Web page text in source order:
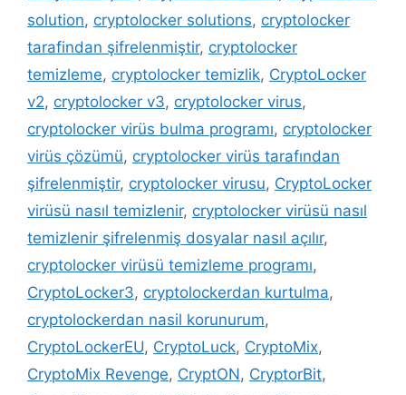
solution, cryptolocker solutions, cryptolocker
tarafindan şifrelenmiştir, cryptolocker
temizleme, cryptolocker temizlik, CryptoLocker
v2, cryptolocker v3, cryptolocker virus,
cryptolocker virüs bulma programı, cryptolocker
virüs çözümü, cryptolocker virüs tarafından
şifrelenmiştir, cryptolocker virusu, CryptoLocker
virüsü nasıl temizlenir, cryptolocker virüsü nasıl
temizlenir şifrelenmiş dosyalar nasıl açılır,
cryptolocker virüsü temizleme programı,
CryptoLocker3, cryptolockerdan kurtulma,
cryptolockerdan nasil korunurum,
CryptoLockerEU, CryptoLuck, CryptoMix,
CryptoMix Revenge, CryptON, CryptorBit,